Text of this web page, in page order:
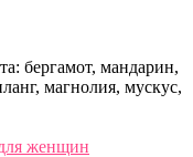
бергамот, мандарин,
магнолия, мускус,
женщин